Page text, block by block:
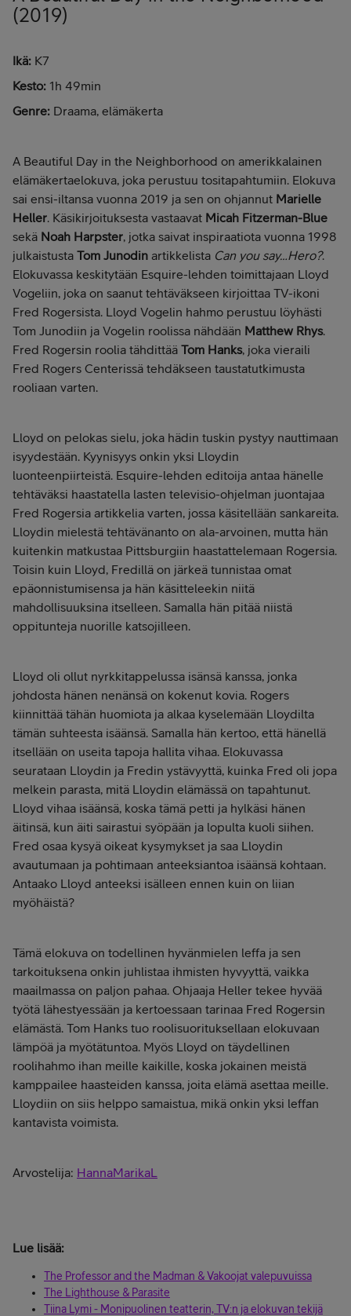
(2019)
Ikä: K7
Kesto: 1h 49min
Genre: Draama, elämäkerta
A Beautiful Day in the Neighborhood on amerikkalainen
elämäkertaelokuva, joka perustuu tositapahtumiin. Elokuva
sai ensi-iltansa vuonna 2019 ja sen on ohjannut Marielle
Heller. Käsikirjoituksesta vastaavat Micah Fitzerman-Blue
sekä Noah Harpster, jotka saivat inspiraatiota vuonna 1998
julkaistusta Tom Junodin artikkelista Can you say…Hero?.
Elokuvassa keskitytään Esquire-lehden toimittajaan Lloyd
Vogeliin, joka on saanut tehtäväkseen kirjoittaa TV-ikoni
Fred Rogersista. Lloyd Vogelin hahmo perustuu löyhästi
Tom Junodiin ja Vogelin roolissa nähdään Matthew Rhys.
Fred Rogersin roolia tähdittää Tom Hanks, joka vieraili
Fred Rogers Centerissä tehdäkseen taustatutkimusta
rooliaan varten.
Lloyd on pelokas sielu, joka hädin tuskin pystyy nauttimaan
isyydestään. Kyynisyys onkin yksi Lloydin
luonteenpiirteistä. Esquire-lehden editoija antaa hänelle
tehtäväksi haastatella lasten televisio-ohjelman juontajaa
Fred Rogersia artikkelia varten, jossa käsitellään sankareita.
Lloydin mielestä tehtävänanto on ala-arvoinen, mutta hän
kuitenkin matkustaa Pittsburgiin haastattelemaan Rogersia.
Toisin kuin Lloyd, Fredillä on järkeä tunnistaa omat
epäonnistumisensa ja hän käsitteleekin niitä
mahdollisuuksina itselleen. Samalla hän pitää niistä
oppitunteja nuorille katsojilleen.
Lloyd oli ollut nyrkkitappelussa isänsä kanssa, jonka
johdosta hänen nenänsä on kokenut kovia. Rogers
kiinnittää tähän huomiota ja alkaa kyselemään Lloydilta
tämän suhteesta isäänsä. Samalla hän kertoo, että hänellä
itsellään on useita tapoja hallita vihaa. Elokuvassa
seurataan Lloydin ja Fredin ystävyyttä, kuinka Fred oli jopa
melkein parasta, mitä Lloydin elämässä on tapahtunut.
Lloyd vihaa isäänsä, koska tämä petti ja hylkäsi hänen
äitinsä, kun äiti sairastui syöpään ja lopulta kuoli siihen.
Fred osaa kysyä oikeat kysymykset ja saa Lloydin
avautumaan ja pohtimaan anteeksiantoa isäänsä kohtaan.
Antaako Lloyd anteeksi isälleen ennen kuin on liian
myöhäistä?
Tämä elokuva on todellinen hyvänmielen leffa ja sen
tarkoituksena onkin juhlistaa ihmisten hyvyyttä, vaikka
maailmassa on paljon pahaa. Ohjaaja Heller tekee hyvää
työtä lähestyessään ja kertoessaan tarinaa Fred Rogersin
elämästä. Tom Hanks tuo roolisuorituksellaan elokuvaan
lämpöä ja myötätuntoa. Myös Lloyd on täydellinen
roolihahmo ihan meille kaikille, koska jokainen meistä
kamppailee haasteiden kanssa, joita elämä asettaa meille.
Lloydiin on siis helppo samaistua, mikä onkin yksi leffan
kantavista voimista.
Arvostelija: HannaMarikaL
Lue lisää:
The Professor and the Madman & Vakoojat valepuvuissa
The Lighthouse & Parasite
Tiina Lymi - Monipuolinen teatterin, TV:n ja elokuvan tekijä